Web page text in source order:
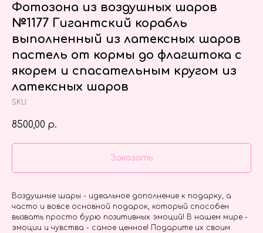
Фотозона из воздушных шаров
№1177 Гигантский корабль
выполненный из латексных шаров
пастель от кормы до флагштока с
якорем и спасательным кругом из
латексных шаров
SKU:
8500,00 р.
Заказать
Воздушные шары - идеальное дополнение к подарку, а
часто и вовсе основной подарок, который способен
вызвать просто бурю позитивных эмоций! В нашем мире -
эмоции и чувства - самое ценное! Подарите их своим